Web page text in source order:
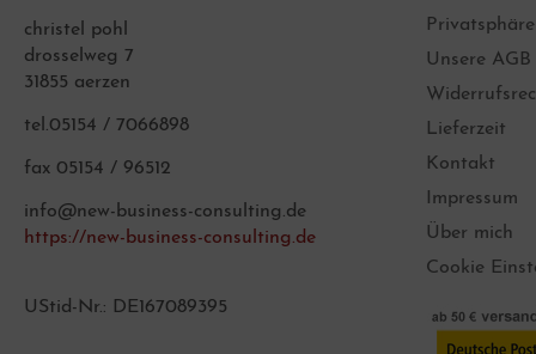
christel pohl
drosselweg 7
31855 aerzen
tel.05154 / 7066898
fax 05154 / 96512
info@new-business-consulting.de
https://new-business-consulting.de
UStid-Nr.: DE167089395
Unsere AGB
Lieferzeit
Kontakt
Impressum
Über mich
Cookie